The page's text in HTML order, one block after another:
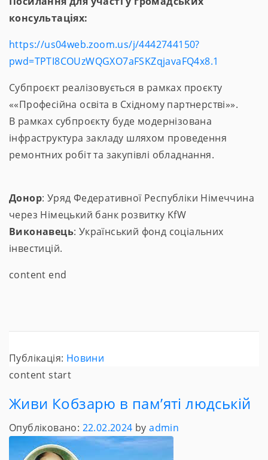
консультаціях:
https://us04web.zoom.us/j/4442744150?
pwd=TPTI8COUzWQGXO7aFSKZqjavaFQ4x8.1
Субпроєкт реалізовується в рамках проєкту
««Професійна освіта в Східному партнерстві»».
В рамках субпроєкту буде модернізована
інфраструктура закладу шляхом проведення
ремонтних робіт та закупівлі обладнання.
Донор: Уряд Федеративної Республіки Німеччина
через Німецький банк розвитку KfW
Виконавець: Український фонд соціальних
інвестицій.
content end
Публікація: Новини
content start
Живи Кобзарю в пам’яті людській
Опубліковано: 22.02.2024 byadmin